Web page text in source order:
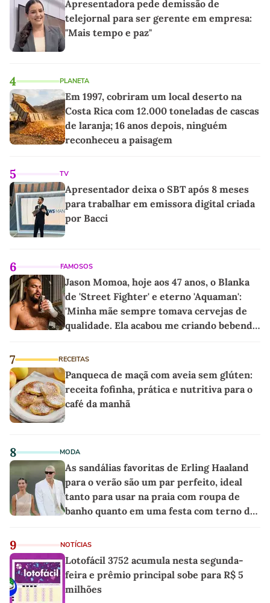
Apresentadora pede demissão de
telejornal para ser gerente em empresa:
"Mais tempo e paz"
4 PLANETA
Em 1997, cobriram um local deserto na
Costa Rica com 12.000 toneladas de cascas
de laranja; 16 anos depois, ninguém
reconheceu a paisagem
5 TV
Apresentador deixa o SBT após 8 meses
para trabalhar em emissora digital criada
por Bacci
6 FAMOSOS
Jason Momoa, hoje aos 47 anos, o Blanka
de 'Street Fighter' e eterno 'Aquaman':
'Minha mãe sempre tomava cervejas de
qualidade. Ela acabou me criando bebendo
7 RECEITAS
Panqueca de maçã com aveia sem glúten:
receita fofinha, prática e nutritiva para o
café da manhã
8 MODA
As sandálias favoritas de Erling Haaland
para o verão são um par perfeito, ideal
tanto para usar na praia com roupa de
banho quanto em uma festa com terno de
9 NOTÍCIAS
Lotofácil 3752 acumula nesta segunda-
feira e prêmio principal sobe para R$ 5
milhões